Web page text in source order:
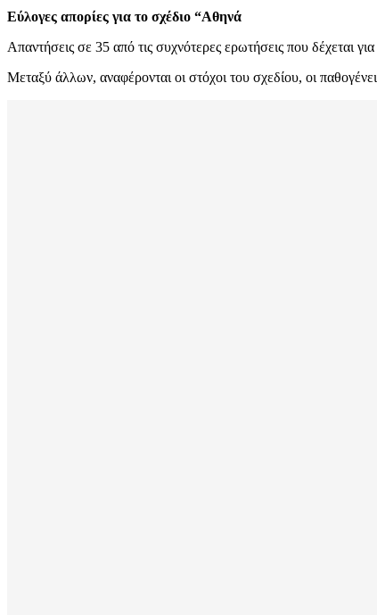
Εύλογες απορίες για το σχέδιο “Αθηνά
Aπαντήσεις σε 35 από τις συχνότερες ερωτήσεις που δέχεται
Mεταξύ άλλων, αναφέρονται οι στόχοι του σχεδίου, οι